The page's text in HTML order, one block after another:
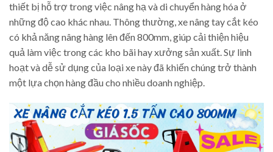
thiết bị hỗ trợ trong việc nâng hạ và di chuyển hàng hóa ở
những độ cao khác nhau. Thông thường, xe nâng tay cắt kéo
có khả năng nâng hàng lên đến 800mm, giúp cải thiện hiệu
quả làm việc trong các kho bãi hay xưởng sản xuất. Sự linh
hoạt và dễ sử dụng của loại xe này đã khiến chúng trở thành
một lựa chọn hàng đầu cho nhiều doanh nghiệp.